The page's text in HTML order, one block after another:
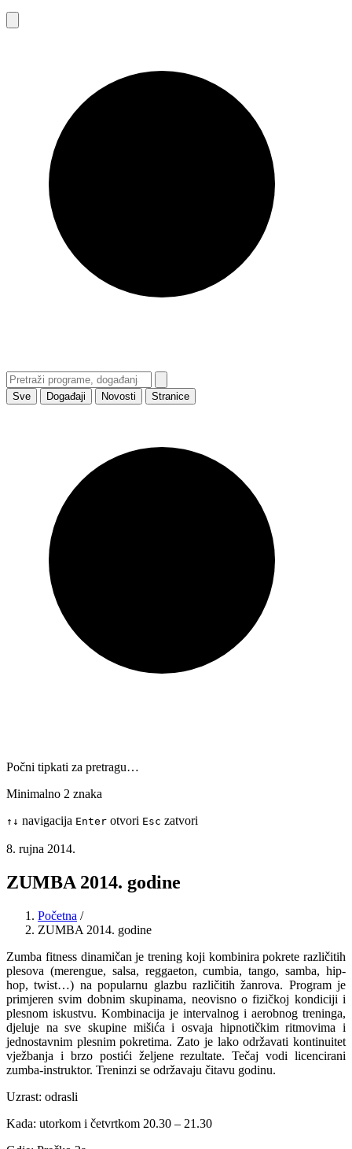
Sve Događaji Novosti Stranice
Počni tipkati za pretragu…
Minimalno 2 znaka
↑ ↓ navigacija Enter otvori Esc zatvori
8. rujna 2014.
ZUMBA 2014. godine
Početna /
ZUMBA 2014. godine
Zumba fitness dinamičan je trening koji kombinira pokrete različitih
plesova (merengue, salsa, reggaeton, cumbia, tango, samba, hip-
hop, twist…) na popularnu glazbu različitih žanrova. Program je
primjeren svim dobnim skupinama, neovisno o fizičkoj kondiciji i
plesnom iskustvu. Kombinacija je intervalnog i aerobnog treninga,
djeluje na sve skupine mišića i osvaja hipnotičkim ritmovima i
jednostavnim plesnim pokretima. Zato je lako održavati kontinuitet
vježbanja i brzo postići željene rezultate. Tečaj vodi licencirani
zumba-instruktor. Treninzi se održavaju čitavu godinu.
Uzrast: odrasli
Kada: utorkom i četvrtkom 20.30 – 21.30